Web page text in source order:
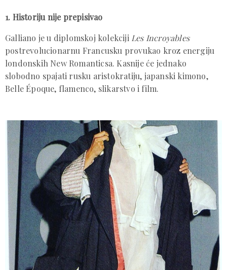
1. Historiju nije prepisivao
Galliano je u diplomskoj kolekciji Les Incroyables
postrevolucionarnu Francusku provukao kroz energiju
londonskih New Romanticsa. Kasnije će jednako
slobodno spajati rusku aristokratiju, japanski kimono,
Belle Époque, flamenco, slikarstvo i film.